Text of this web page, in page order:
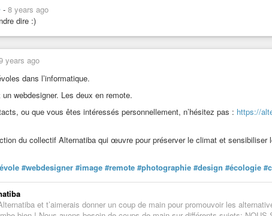
- 8 years ago
dire :)
years ago
dans l’informatique.
webdesigner. Les deux en remote.
ou que vous êtes intéressés personnellement, n’hésitez pas : https://
du collectif Alternatiba qui œuvre pour préserver le climat et sensibiliser
#webdesigner #image #remote #photographie #design #écologie
et t’aimerais donner un coup de main pour promouvoir les